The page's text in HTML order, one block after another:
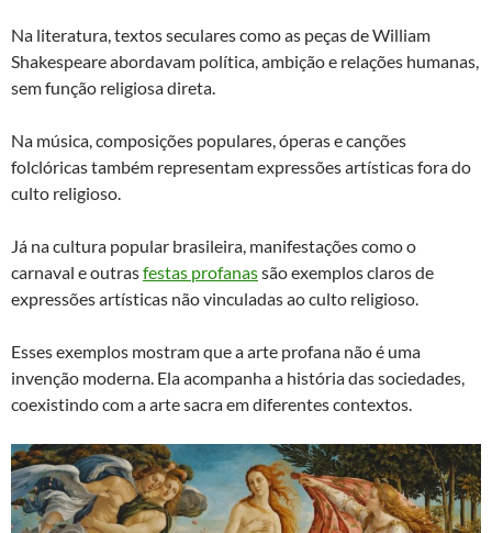
Na literatura, textos seculares como as peças de William
Shakespeare abordavam política, ambição e relações humanas,
sem função religiosa direta.
Na música, composições populares, óperas e canções
folclóricas também representam expressões artísticas fora do
culto religioso.
Já na cultura popular brasileira, manifestações como o
carnaval e outrasfestas profanassão exemplos claros de
expressões artísticas não vinculadas ao culto religioso.
Esses exemplos mostram que a arte profana não é uma
invenção moderna. Ela acompanha a história das sociedades,
coexistindo com a arte sacra em diferentes contextos.